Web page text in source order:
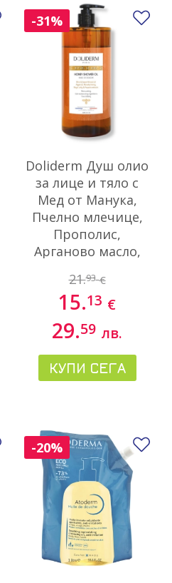
Добави в любими
Doliderm Душ олио
за лице и тяло с
Мед от Манука,
Пчелно млечице,
Прополис,
Арганово масло,
бадеми 1 л.
21.93 €
15.13 €
29.59 лв.
КУПИ СЕГА
-31%
Добави в любими
-20%